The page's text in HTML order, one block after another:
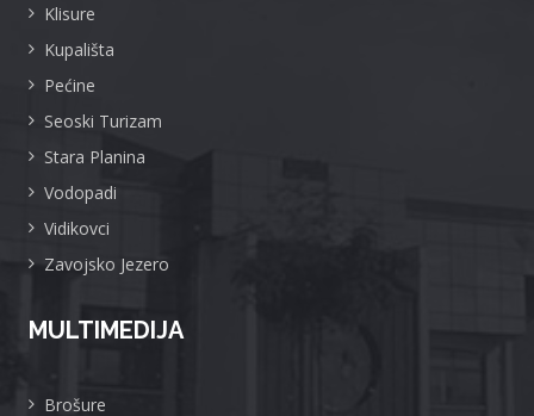
Klisure
Kupališta
Pećine
Seoski Turizam
Stara Planina
Vodopadi
Vidikovci
Zavojsko Jezero
MULTIMEDIJA
Brošure